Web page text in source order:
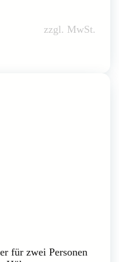
zzgl. MwSt.
für zwei Personen